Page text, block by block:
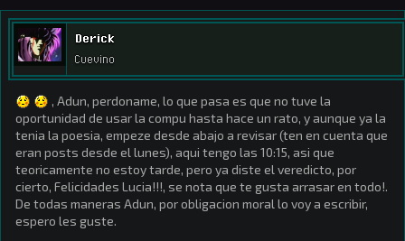
Derick
Cuevino
, Adun, perdoname, lo que pasa es que no tuve la
oportunidad de usar la compu hasta hace un rato, y aunque ya la
tenia la poesia, empeze desde abajo a revisar (ten en cuenta que
eran posts desde el lunes), aqui tengo las 10:15, asi que
teoricamente no estoy tarde, pero ya diste el veredicto, por
cierto, Felicidades Lucia!!!, se nota que te gusta arrasar en todo!.
De todas maneras Adun, por obligacion moral lo voy a escribir,
espero les guste.